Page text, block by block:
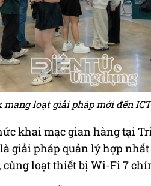
mang loạt giải pháp mới đến
khai mạc gian hàng tại
giải pháp quản lý hợp
loạt thiết bị Wi-Fi 7